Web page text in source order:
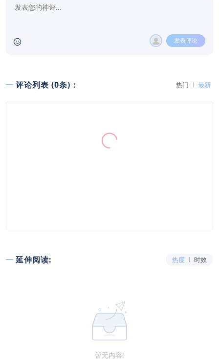
发表评论
评论列表 (0条)： 热门 最新
延伸阅读: 热度 时效
暂无内容!